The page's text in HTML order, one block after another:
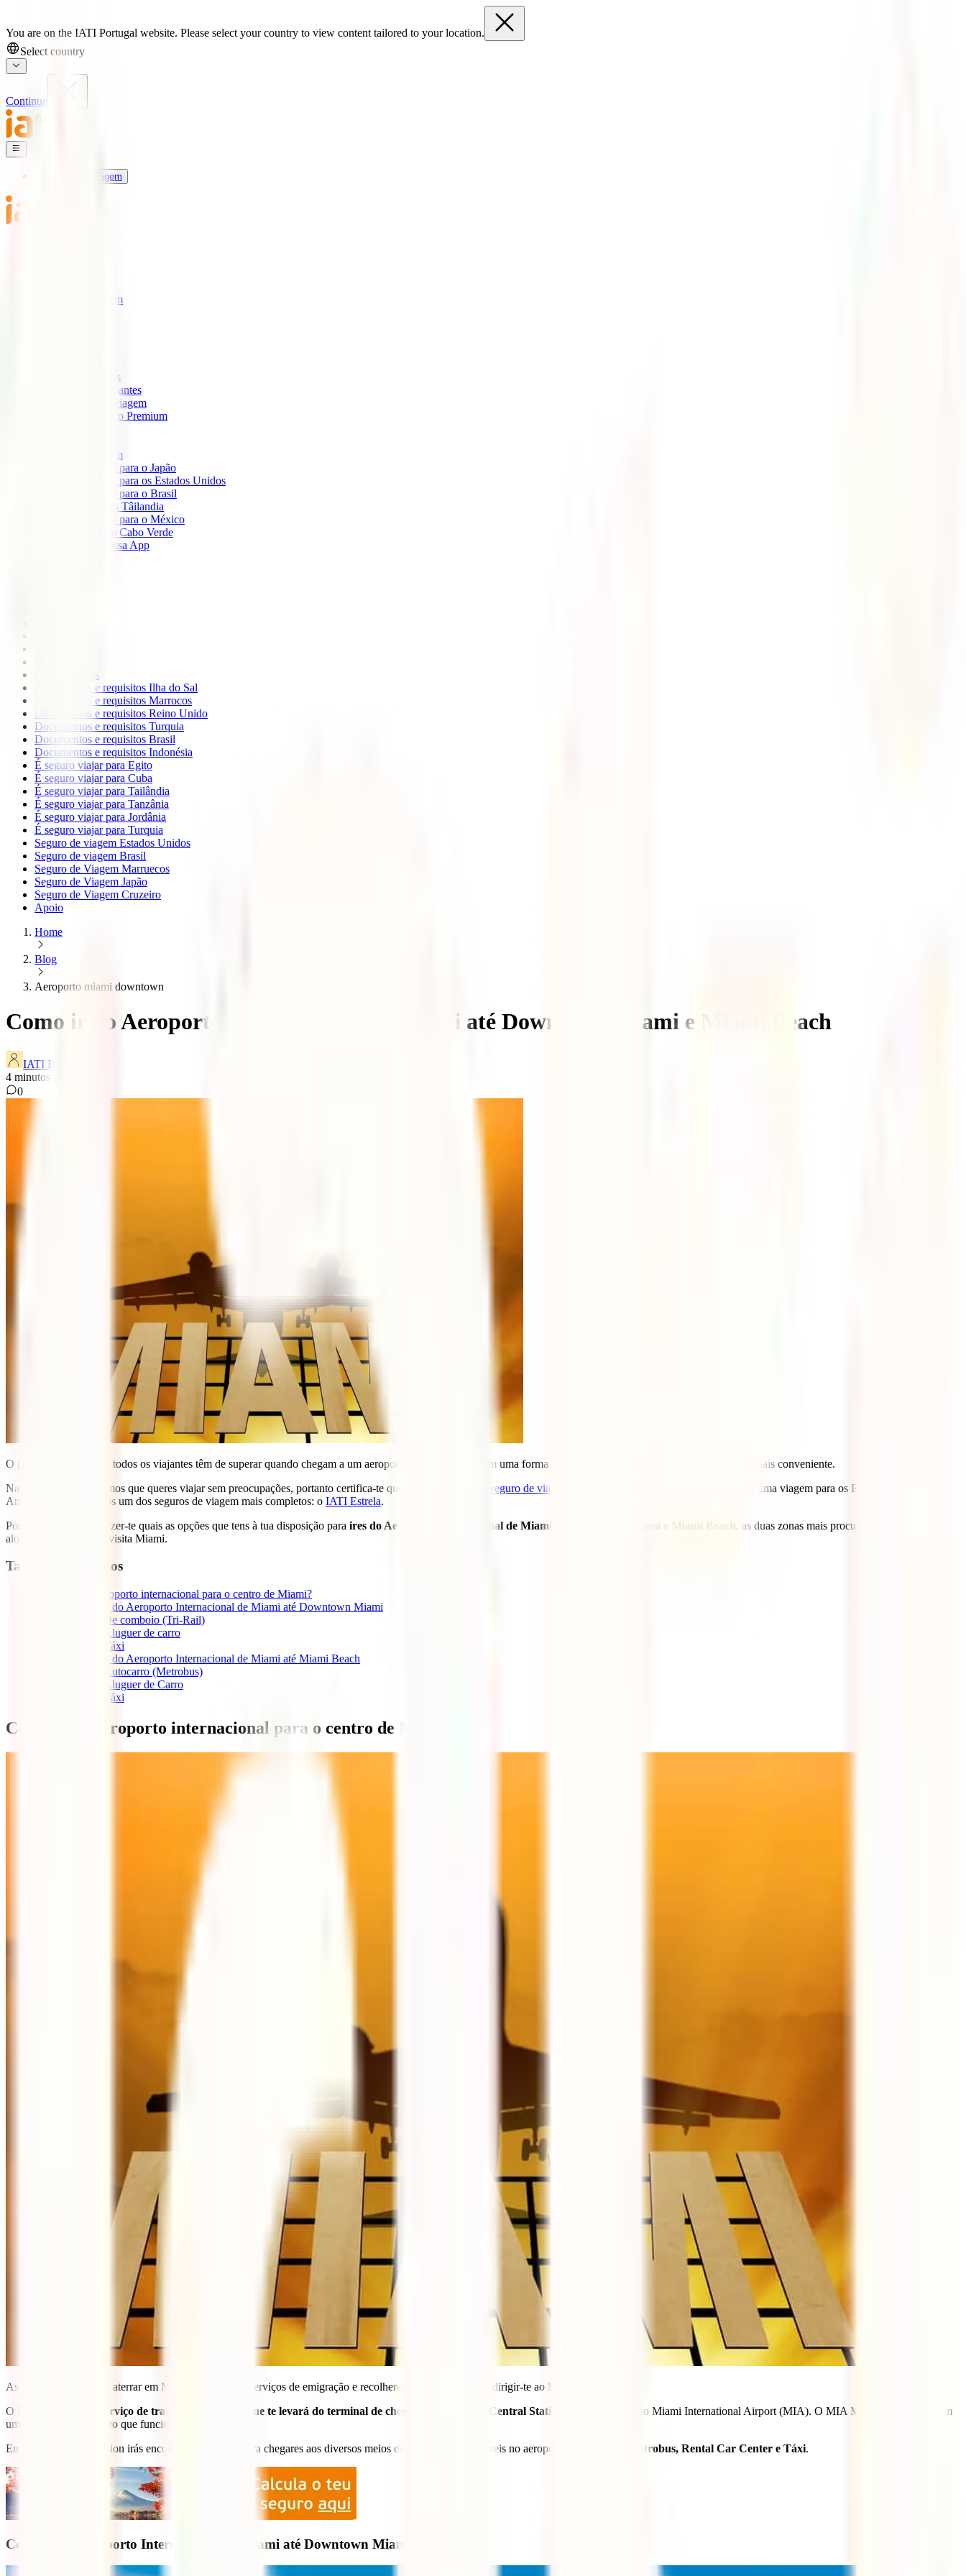
You are on the IATI Portugal website. Please select your country to view content tailored to your location.
Select country
Continue
Seguros de Viagem
Seguros de Viagem
IATI Escapadinhas
IATI Grandes Viajantes
IATI Anual Multiviagem
IATI Cancelamento Premium
Seguros de Viagem
Seguro de viagem para o Japão
Seguro de viagem para os Estados Unidos
Seguro de viagem para o Brasil
Seguro de Viagem Tâilandia
Seguro de viagem para o México
Seguro de viagem Cabo Verde
Descarregue a nossa App
todos os blogs
Documentos e requisitos Ilha do Sal
Documentos e requisitos Marrocos
Documentos e requisitos Reino Unido
Documentos e requisitos Turquia
Documentos e requisitos Brasil
Documentos e requisitos Indonésia
É seguro viajar para Egito
É seguro viajar para Cuba
É seguro viajar para Tailândia
É seguro viajar para Tanzânia
É seguro viajar para Jordânia
É seguro viajar para Turquia
Seguro de viagem Estados Unidos
Seguro de viagem Brasil
Seguro de Viagem Marruecos
Seguro de Viagem Japão
Seguro de Viagem Cruzeiro
Apoio
Home
Blog
Aeroporto miami downtown
Como ir do Aeroporto Internacional de Miami até Downtown Miami e Miami Beach
IATI Blog
4 minutos de leitura
0
O primeiro desafio que todos os viajantes têm de superar quando chegam a um aeroporto é o de encontrarem uma forma de sair dali e chegar ao seu destino da forma mais conveniente.
Na IATI Seguros sabemos que queres viajar sem preocupações, portanto certifica-te que escolhes o
melhor seguro de viagem
adequado à tua situação, sendo que para uma viagem para os Estados Unidos da
América recomendamos um dos seguros de viagem mais completos: o IATI Estrela.
Por isso, hoje vamos dizer-te quais as opções que tens à tua disposição para ires do Aeroporto Internacional de Miami até Downtown Miami e Miami Beach, as duas zonas mais procuradas em termos de
alojamento para quem visita Miami.
Tabla de contenidos
Como ir do aeroporto internacional para o centro de Miami?
Como ir do Aeroporto Internacional de Miami até Downtown Miami
De comboio (Tri-Rail)
Aluguer de carro
Táxi
Como ir do Aeroporto Internacional de Miami até Miami Beach
Autocarro (Metrobus)
Aluguer de Carro
Táxi
Como ir do aeroporto internacional para o centro de Miami?
Assim, quando o avião aterrar em Miami, passares os serviços de emigração e recolheres a bagagem, deves dirigir-te ao MIA Mover.
O MIA Mover é um
serviço de transporte gratuito que te levará do terminal de chegada até à Miami Central Station
, a praça central do Miami International Airport (MIA). O MIA Mover é parecido com
uma carruagem de metro que funciona sem condutor.
Em Miami Central Station irás encontrar indicações para chegares aos diversos meios de transporte disponíveis no aeroporto: O
Tri-Rail, Metrobus, Rental Car Center e Táxi.
Como ir do Aeroporto Internacional de Miami até Downtown Miami